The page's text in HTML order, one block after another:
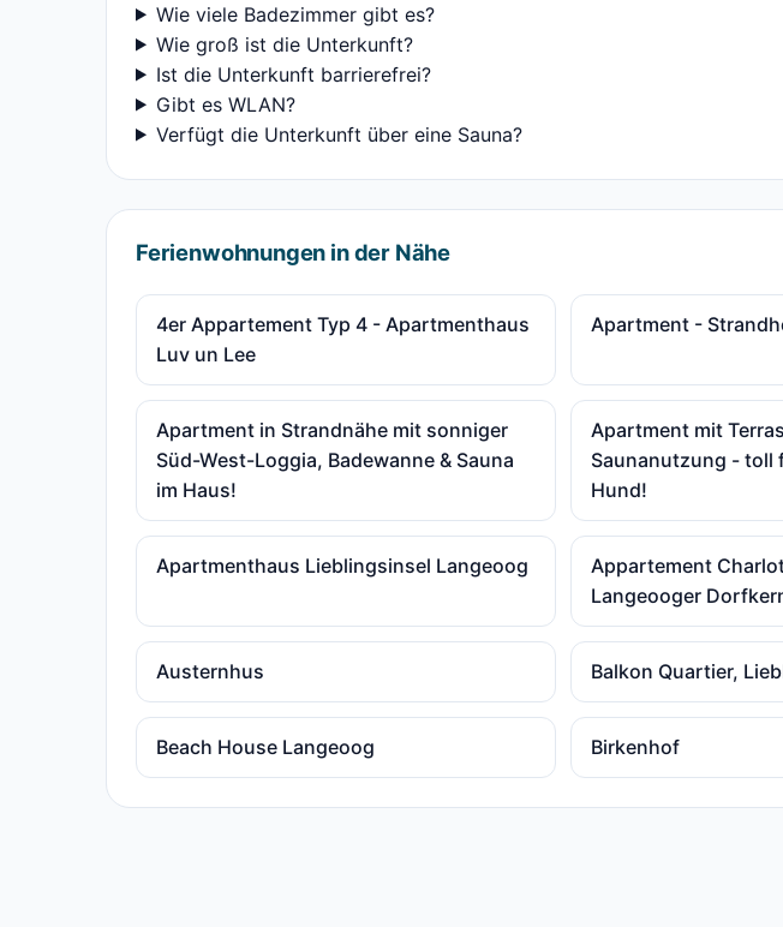
Wie viele Badezimmer gibt es?
Wie groß ist die Unterkunft?
Ist die Unterkunft barrierefrei?
Gibt es WLAN?
Verfügt die Unterkunft über eine Sauna?
Ferienwohnungen in der Nähe
4er Appartement Typ 4 - Apartmenthaus
Luv un Lee
Apartment -
Apartment in Strandnähe mit sonniger
Süd-West-Loggia, Badewanne & Sauna
im Haus!
Apartment mit
Saunanutzung - toll
Hund!
Apartmenthaus Lieblingsinsel Langeoog
Appartement
Langeooger
Austernhus Balkon Quartier,
Beach House Langeoog Birkenhof